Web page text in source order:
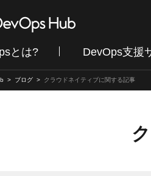
とは? DevOps支援
ブログ クラウドネイティブに関する記事